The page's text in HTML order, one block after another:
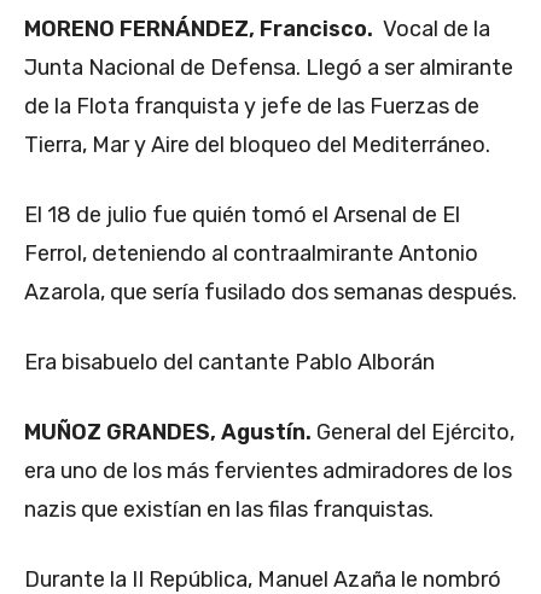
MORENO FERNÁNDEZ, Francisco. Vocal de la
Junta Nacional de Defensa. Llegó a ser almirante
de la Flota franquista y jefe de las Fuerzas de
Tierra, Mar y Aire del bloqueo del Mediterráneo.
El 18 de julio fue quién tomó el Arsenal de El
Ferrol, deteniendo al contraalmirante Antonio
Azarola, que sería fusilado dos semanas después.
Era bisabuelo del cantante Pablo Alborán
MUÑOZ GRANDES, Agustín. General del Ejército,
era uno de los más fervientes admiradores de los
nazis que existían en las filas franquistas.
Durante la II República, Manuel Azaña le nombró